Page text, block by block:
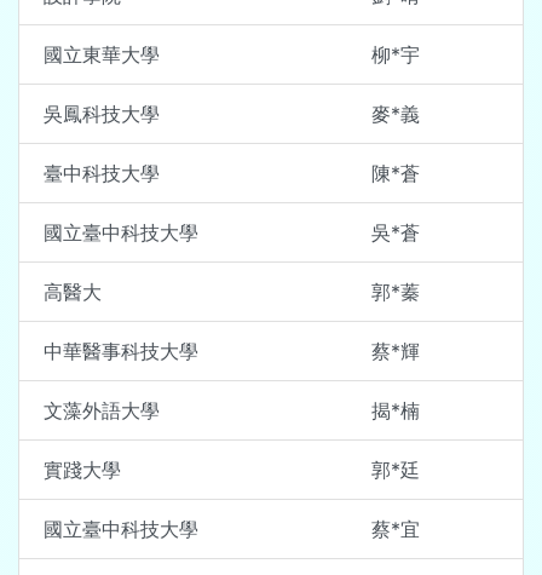
國立東華大學 柳*宇
吳鳳科技大學 麥*義
臺中科技大學 陳*蒼
國立臺中科技大學 吳*蒼
高醫大 郭*蓁
中華醫事科技大學 蔡*輝
文藻外語大學 揭*楠
實踐大學 郭*廷
國立臺中科技大學 蔡*宜